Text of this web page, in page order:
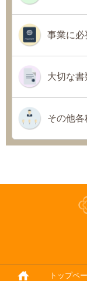
事業に必
大切な書
その他各
トップペ